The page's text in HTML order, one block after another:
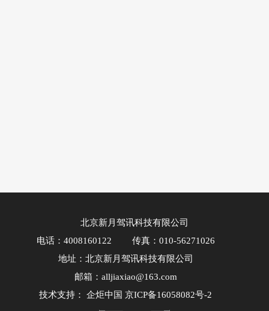
北京新月驾讯科技有限公司
电话：4008160122
传真：010-56271026
地址：北京新月驾讯科技有限公司
邮箱：alljiaxiao@163.com
技术支持： 企炬中国 京ICP备16058082号-2